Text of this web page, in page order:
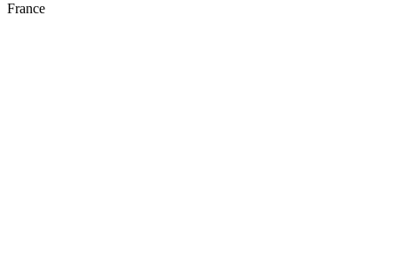
France